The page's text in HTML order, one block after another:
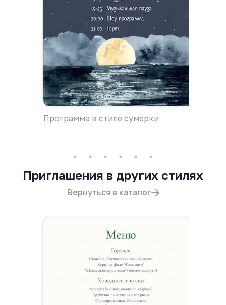
Программа в стиле сумерки
Приглашения в других стилях
Вернуться в каталог